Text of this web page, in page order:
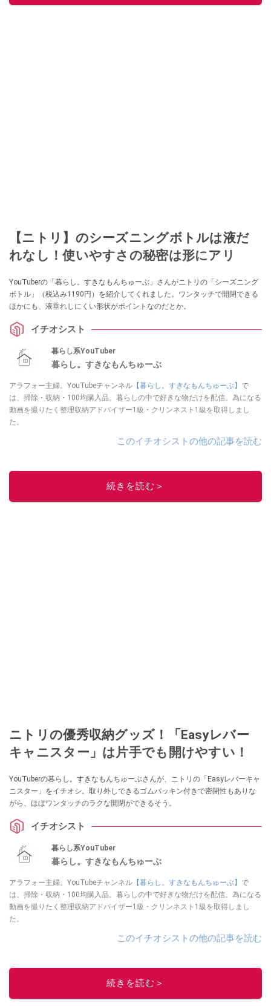
【ニトリ】のシーズニングボトルは液だ
れなし！使いやすさの秘密は形にアリ
YouTuberの「暮らし。すきなもんちゅーぶ」さんがニトリの「シーズニング
ボトル」（税込み1190円）を紹介してくれました。ワンタッチで開閉できる
ほかにも、液垂れしにくい形状がポイントなのだとか。
イチオシスト
暮らし系YouTuber
暮らし。すきなもんちゅーぶ
アラフォー主婦。YouTubeチャンネル 【暮らし。すきなもんちゅーぶ】 で
は、掃除・収納・100均購入品。暮らしの中で好きな物だけを配信。為になる
動画を撮りたく整理収納アドバイザー1級・クリンネスト1級を取得しまし
た。
このイチオシストの他の記事を読む
続きを読む＞
ニトリの優秀収納グッズ！「Easyレバー
キャニスター」は片手でも開けやすい！
YouTuberの暮らし。すきなもんちゅーぶさんが、ニトリの「Easyレバーキャ
ニスター」をイチオシ。取り外しできるゴムパッキン付きで密閉性もありな
がら、ほぼワンタッチのラクな開閉ができるそう。
イチオシスト
暮らし系YouTuber
暮らし。すきなもんちゅーぶ
アラフォー主婦。YouTubeチャンネル 【暮らし。すきなもんちゅーぶ】 で
は、掃除・収納・100均購入品。暮らしの中で好きな物だけを配信。為になる
動画を撮りたく整理収納アドバイザー1級・クリンネスト1級を取得しまし
た。
このイチオシストの他の記事を読む
続きを読む＞